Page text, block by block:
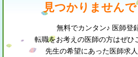
見つかりません
無料でカンタン♪ 医師登
転職をお考えの医師の方はぜひ
先生の希望にあった医師求人